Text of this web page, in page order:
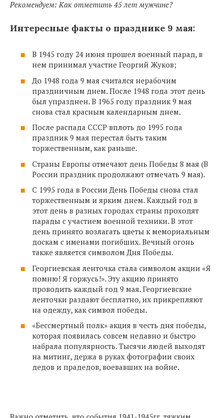
Рекомендуем: Как отметить 45 лет мужчине?
Интересные факты о празднике 9 мая:
В 1945 году 24 июня прошел военный парад, в
нем принимал участие Георгий Жуков;
До 1948 года 9 мая считался нерабочим
праздничным днем. После 1948 года этот день
был упразднен. В 1965 году праздник 9 мая
снова стал красным календарным днем.
После распада СССР вплоть до 1995 года
праздник 9 мая перестал быть таким
торжественным, как раньше.
Страны Европы отмечают день Победы 8 мая (В
России праздник продолжают отмечать 9 мая).
С 1995 года в России День Победы снова стал
торжественным и ярким днем. Каждый год в
этот день в разных городах страны проходят
парады с участием военной техники. В этот
день принято возлагать цветы к мемориальным
доскам с именами погибших. Вечный огонь
также является символом Дня Победы.
Георгиевская ленточка стала символом акции «Я
помню! Я горжусь!». Эту акцию принято
проводить каждый год 9 мая. Георгиевские
ленточки раздают бесплатно, их прикрепляют
на одежду, как символ победы.
«Бессмертный полк» акция в честь дня победы,
которая появилась совсем недавно и быстро
набрала популярность. Тысячи людей выходят
на митинг, держа в руках фотографии своих
дедов и прадедов, воевавших на войне.